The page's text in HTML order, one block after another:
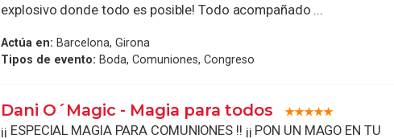
explosivo donde todo es posible! Todo acompañado ...
Actúa en: Barcelona, Girona
Tipos de evento: Boda, Comuniones, Congreso
Dani O´Magic - Magia para todos
¡¡ ESPECIAL MAGIA PARA COMUNIONES !! ¡¡ PON UN MAGO EN TU